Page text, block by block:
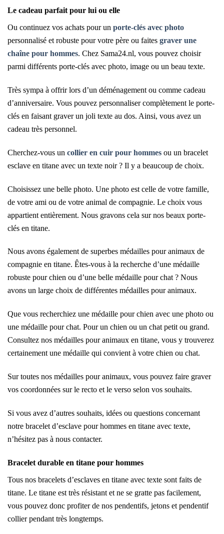
Le cadeau parfait pour lui ou elle
Ou continuez vos achats pour un porte-clés avec photo
personnalisé et robuste pour votre père ou faites graver une
chaîne pour hommes. Chez Sama24.nl, vous pouvez choisir
parmi différents porte-clés avec photo, image ou un beau texte.
Très sympa à offrir lors d’un déménagement ou comme cadeau
d’anniversaire. Vous pouvez personnaliser complètement le porte-
clés en faisant graver un joli texte au dos. Ainsi, vous avez un
cadeau très personnel.
Cherchez-vous un collier en cuir pour hommes ou un bracelet
esclave en titane avec un texte noir ? Il y a beaucoup de choix.
Choisissez une belle photo. Une photo est celle de votre famille,
de votre ami ou de votre animal de compagnie. Le choix vous
appartient entièrement. Nous gravons cela sur nos beaux porte-
clés en titane.
Nous avons également de superbes médailles pour animaux de
compagnie en titane. Êtes-vous à la recherche d’une médaille
robuste pour chien ou d’une belle médaille pour chat ? Nous
avons un large choix de différentes médailles pour animaux.
Que vous recherchiez une médaille pour chien avec une photo ou
une médaille pour chat. Pour un chien ou un chat petit ou grand.
Consultez nos médailles pour animaux en titane, vous y trouverez
certainement une médaille qui convient à votre chien ou chat.
Sur toutes nos médailles pour animaux, vous pouvez faire graver
vos coordonnées sur le recto et le verso selon vos souhaits.
Si vous avez d’autres souhaits, idées ou questions concernant
notre bracelet d’esclave pour hommes en titane avec texte,
n’hésitez pas à nous contacter.
Bracelet durable en titane pour hommes
Tous nos bracelets d’esclaves en titane avec texte sont faits de
titane. Le titane est très résistant et ne se gratte pas facilement,
vous pouvez donc profiter de nos pendentifs, jetons et pendentif
collier pendant très longtemps.